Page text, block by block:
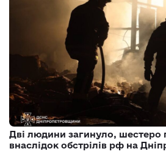
Дві людини загинуло, шестеро
внаслідок обстрілів рф на